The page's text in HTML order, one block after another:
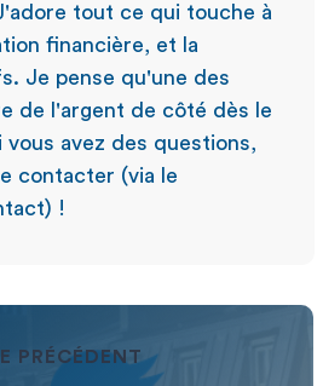
tout ce qui touche à
financière, et la
Je pense qu'une des
de l'argent de côté dès le
vous avez des questions,
contacter (via le
!
PRÉCÉDENT